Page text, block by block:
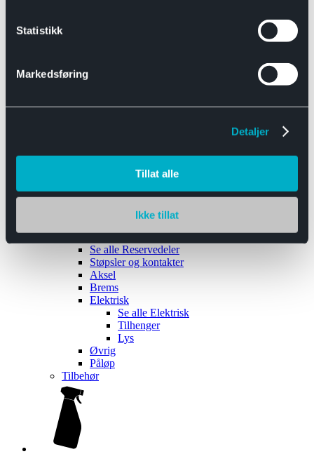
Statistikk
Markedsføring
Detaljer
Tillat alle
Ikke tillat
Båthengere
Reservedeler
Se alle Reservedeler
Støpsler og kontakter
Aksel
Brems
Elektrisk
Se alle Elektrisk
Tilhenger
Lys
Øvrig
Påløp
Tilbehør